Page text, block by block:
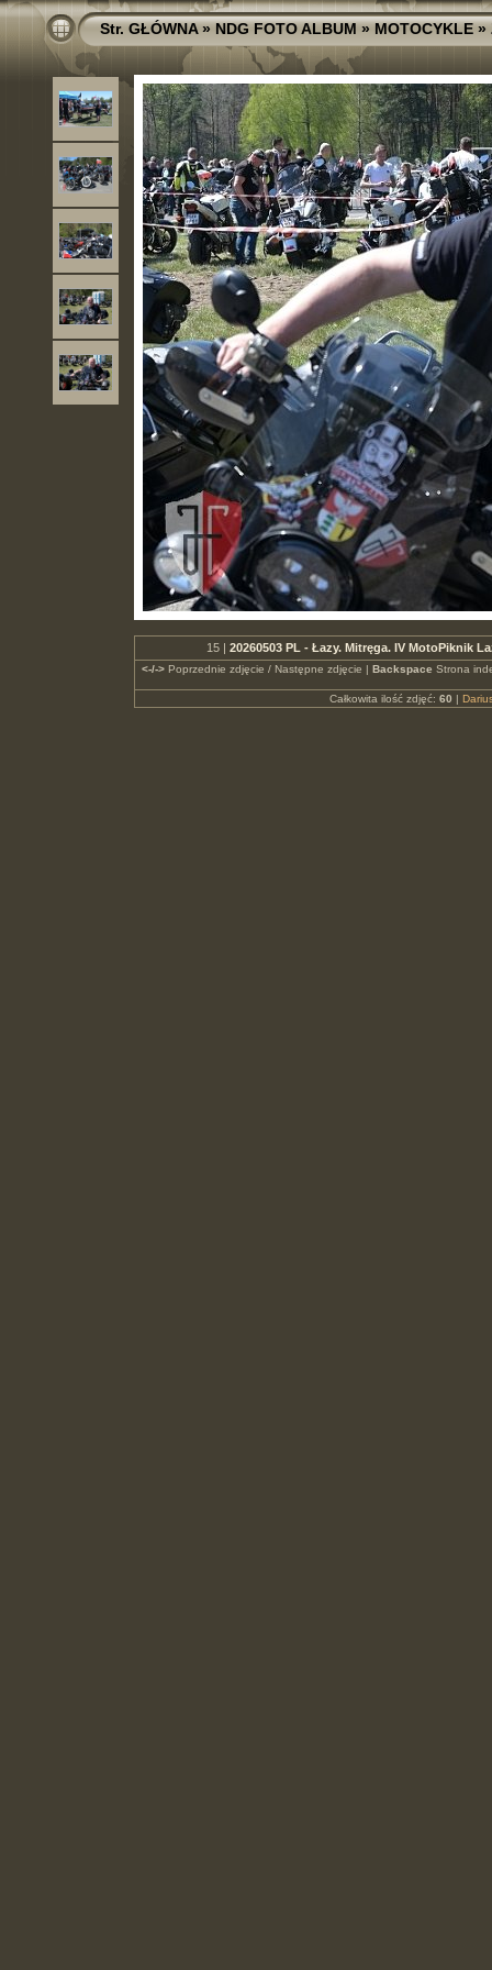
Str. GŁÓWNA»NDG FOTO ALBUM»MOTOCYKLE»
15 | 20260503 PL - Łazy. Mitręga. IV MotoPiknik
<-/->Poprzednie zdjęcie / Następne zdjęcie | Backspace Strona
Całkowita ilość zdjęć: 60 |